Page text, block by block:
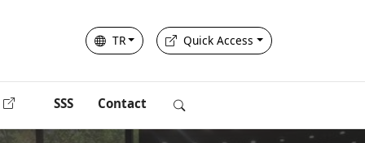
TR Quick Access
SSS Contact